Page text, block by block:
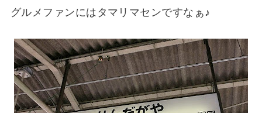
グルメファンにはタマリマセンですなぁ♪